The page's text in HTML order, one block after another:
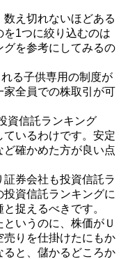
え切れないほどある
1つに絞り込むのは
グを参考にしてみるの
る子供専用の制度が
全員での株取引が可
資信託ランキング
いるわけです。安定
確かめた方が良い点
券会社も投資信託ラ
資信託ランキングに
捉えるべきです。
いうのに、株価がＵ
売りを仕掛けたにもか
と、儲かるどころか